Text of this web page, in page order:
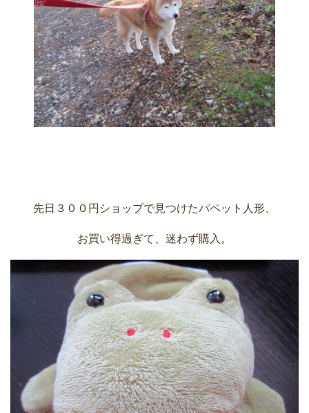
先日３００円ショップで見つけたパペット人形、
お買い得過ぎて、迷わず購入。